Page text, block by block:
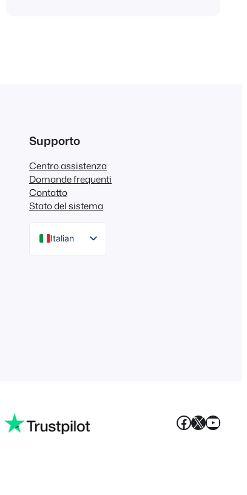
Supporto
Centro assistenza
Domande frequenti
Contatto
Stato del sistema
Italian
English
Facebook
X